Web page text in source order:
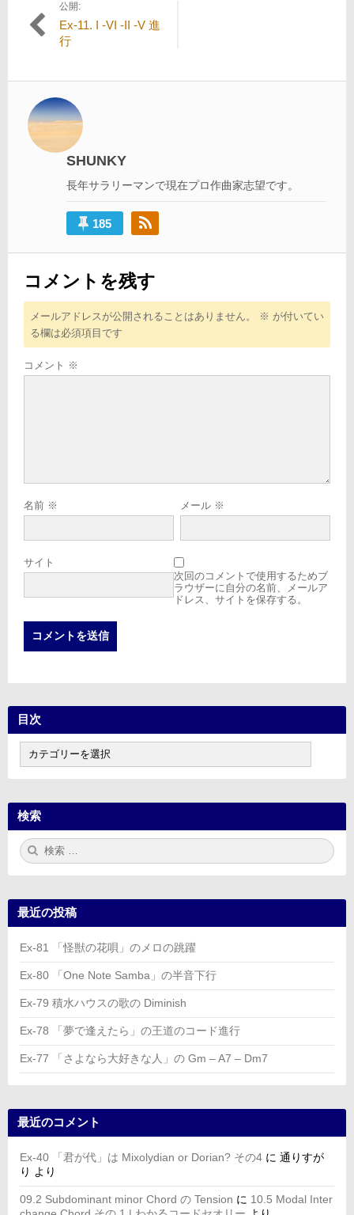
投
稿
ビ
ゲ
ー
公開:
Ex-11. I -VI -II -V 進
行
SHUNKY
長年サラリーマンで現在プロ作曲家志望です。
185
コメントを残す
メールアドレスが公開されることはありません。 ※ が付いてい
る欄は必須項目です
コメント ※
名前 ※ メール ※
サイト
次回のコメントで使用するためブ
ラウザーに自分の名前、メールア
ドレス、サイトを保存する。
目次
次
検索
検
索:
最近の投稿
Ex-81 「怪獣の花唄」のメロの跳躍
Ex-80 「One Note Samba」の半音下行
Ex-79 積水ハウスの歌の Diminish
Ex-78 「夢で逢えたら」の王道のコード進行
Ex-77 「さよなら大好きな人」の Gm – A7 – Dm7
最近のコメント
Ex-40 「君が代」は Mixolydian or Dorian? その4 に 通りすが
り より
09.2 Subdominant minor Chord の Tension に 10.5 Modal Inter